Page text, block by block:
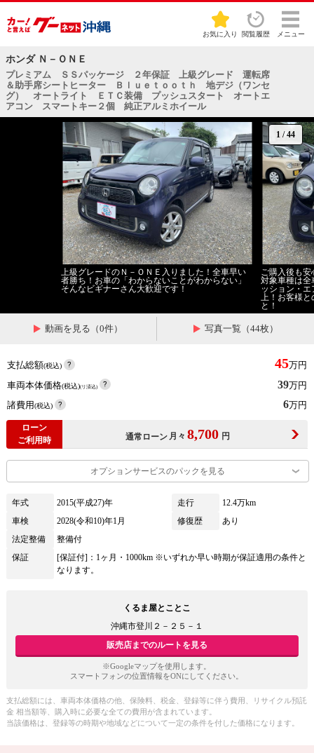
お気に入り 閲覧履歴 メニュー
ホンダ Ｎ－ＯＮＥ
プレミアム ＳＳパッケージ ２年保証 上級グレード 運転席
＆助手席シートヒーター Ｂｌｕｅｔｏｏｔｈ 地デジ（ワンセ
グ） オートライト ＥＴＣ装備 プッシュスタート オートエ
アコン スマートキー２個 純正アルミホイール
1 /44
上級グレードのＮ－ＯＮＥ入りました！全車早い
者勝ち！お車の「わからないことがわからない」
そんなビギナーさん大歓迎です！
ご購入後も
対象車種は全
ッション・
上！お客様
と！
動画を見る（0件） 写真一覧（44枚）
支払総額(税込) 45万円
車両本体価格(税込)(リ済込) 39万円
諸費用(税込) 6万円
ローン
ご利用時
通常ローン 月々 8,700 円
オプションサービスのパックを見る
年式 2015(平成27)年 走行
12.4万km
車検
2028(令和10)年1月 修復歴
あり
法定整備
整備付
保証
[保証付]：1ヶ月・1000km ※いずれか早い時期が保証適用の条件と
なります。
くるま屋とことこ
沖縄市登川２－２５－１
販売店までのルートを見る
※Googleマップを使用します。
スマートフォンの位置情報をONにしてください。
支払総額には、車両本体価格の他、保険料、税金、登録等に伴う費用、リサイクル預託
金 相当額等、購入時に必要な全ての費用が含まれています。
当該価格は、登録等の時期や地域などについて一定の条件を付した価格になります。